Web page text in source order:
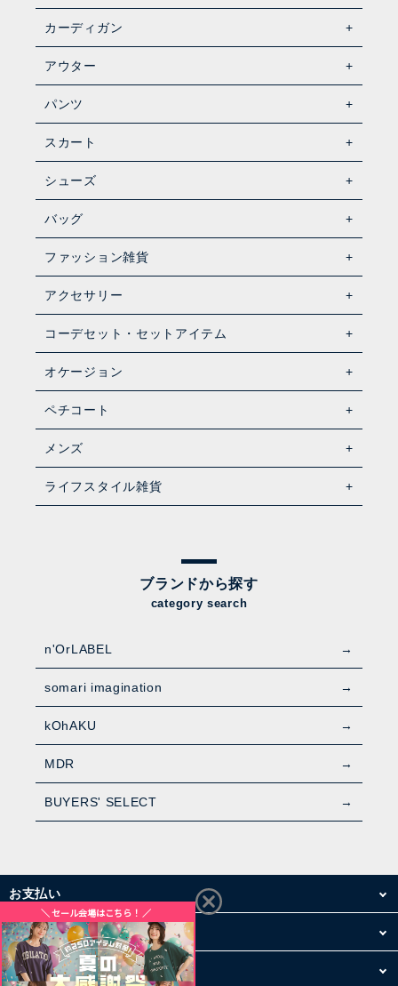
カーディガン
アウター
パンツ
スカート
シューズ
バッグ
ファッション雑貨
アクセサリー
コーデセット・セットアイテム
オケージョン
ペチコート
メンズ
ライフスタイル雑貨
ブランドから探す
category search
n'OrLABEL
somari imagination
kOhAKU
MDR
BUYERS' SELECT
お支払い
配送・送料
お買い物について